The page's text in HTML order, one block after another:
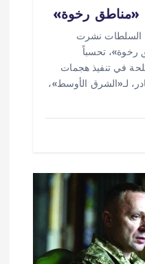
«مناطق رخوة»
السلطات نشرت
تحسباً
في تنفيذ هجمات
لـ«الشرق الأوسط»،